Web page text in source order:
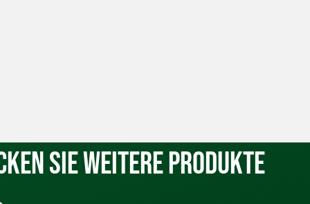
Sie weitere Produkte